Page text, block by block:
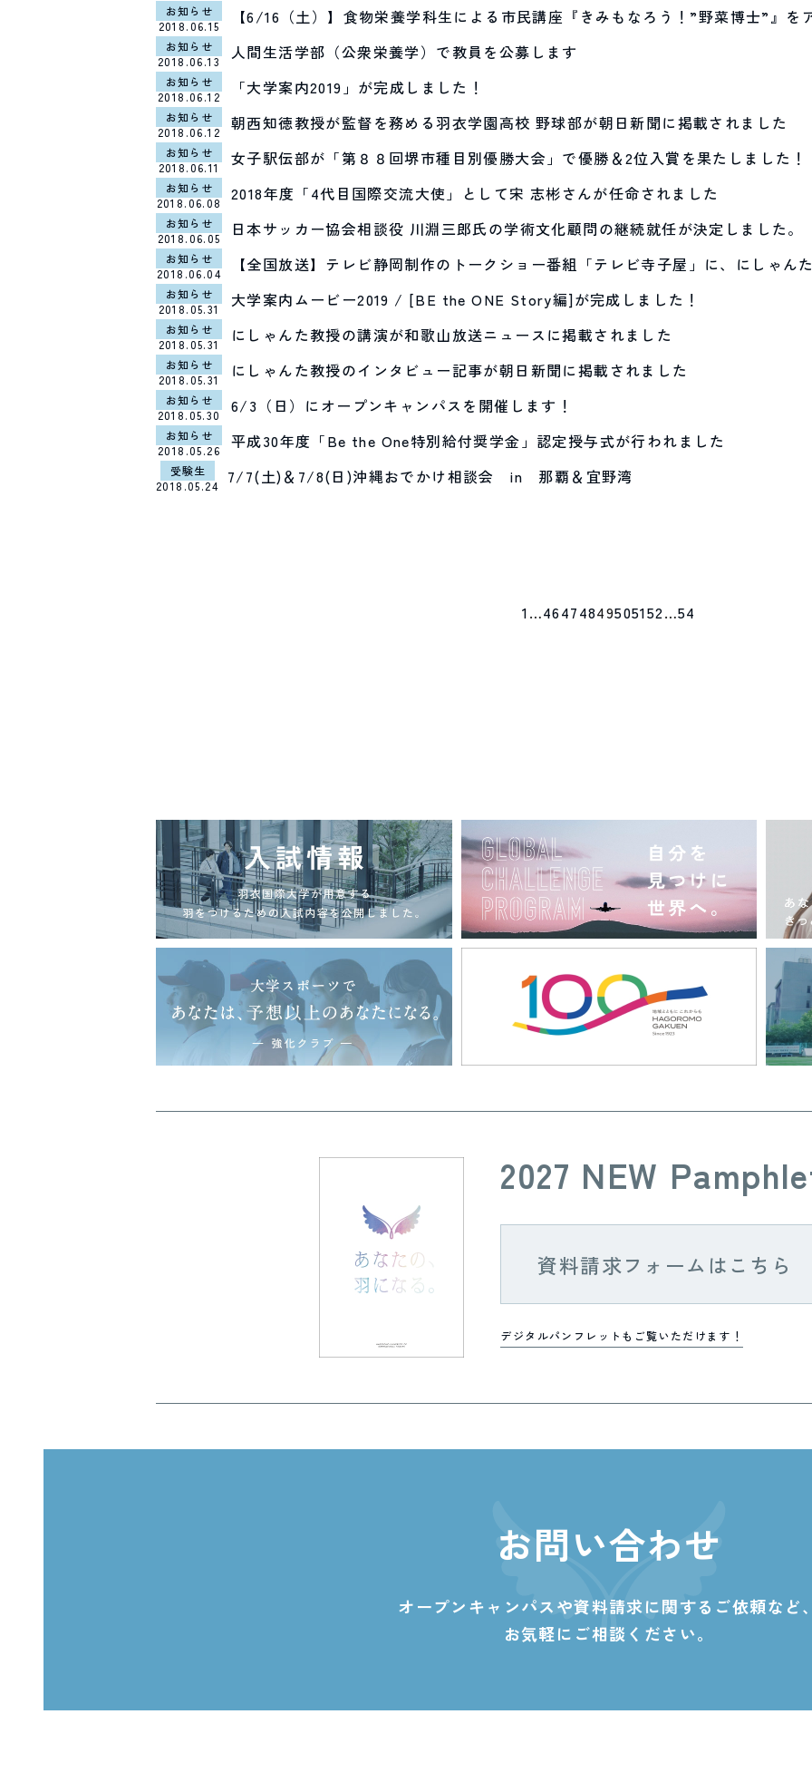
お知らせ
2018.06.15
【6/16（土）】食物栄養学科生による市民講座『きみもなろう！”野菜博士”』
お知らせ
2018.06.13
人間生活学部（公衆栄養学）で教員を公募します
お知らせ
2018.06.12
「大学案内2019」が完成しました！
お知らせ
2018.06.12
朝西知徳教授が監督を務める羽衣学園高校 野球部が朝日新聞に掲載されました
お知らせ
2018.06.11
女子駅伝部が「第８８回堺市種目別優勝大会」で優勝＆2位入賞を果たしました！
お知らせ
2018.06.08
2018年度「4代目国際交流大使」として宋 志彬さんが任命されました
お知らせ
2018.06.05
日本サッカー協会相談役 川淵三郎氏の学術文化顧問の継続就任が決定しました。
お知らせ
2018.06.04
【全国放送】テレビ静岡制作のトークショー番組「テレビ寺子屋」に、にしゃ
お知らせ
2018.05.31
大学案内ムービー2019 / [BE the ONE Story編]が完成しました！
お知らせ
2018.05.31
にしゃんた教授の講演が和歌山放送ニュースに掲載されました
お知らせ
2018.05.31
にしゃんた教授のインタビュー記事が朝日新聞に掲載されました
お知らせ
2018.05.30
6/3（日）にオープンキャンパスを開催します！
お知らせ
2018.05.26
平成30年度「Be the One特別給付奨学金」認定授与式が行われました
受験生
2018.05.24
7/7(土)＆7/8(日)沖縄おでかけ相談会 in 那覇＆宜野湾
1…46474849505152…54
2027 NEW
資料請求フォームはこちら
デジタルパンフレットもご覧いただけます！
お問い合わせ
オープンキャンパスや資料請求に関する ご依頼など
お気軽にご相談ください。